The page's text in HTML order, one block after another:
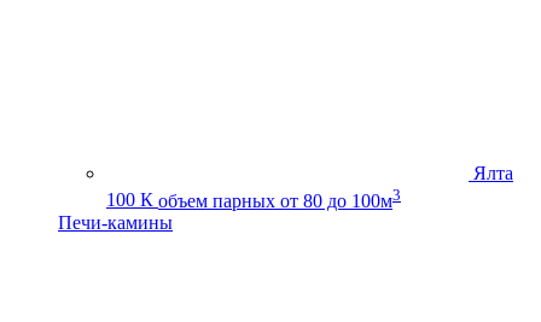
Ялта
100 К объем парных от 80 до 100м3
Печи-камины